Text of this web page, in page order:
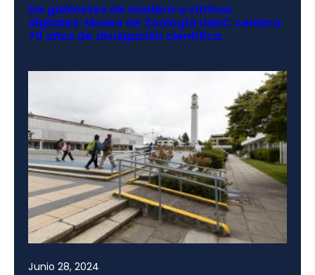
De gabinetes de madera a vitrinas
digitales: Museo de Zoología UdeC celebra
70 años de divulgación científica
Junio 28, 2024